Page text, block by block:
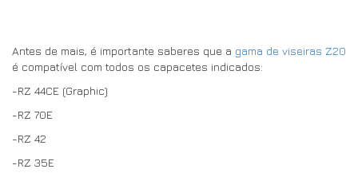
Antes de mais, é importante saberes que a gama de viseiras Z20
é compatível com todos os capacetes indicados:
-RZ 44CE (Graphic)
-RZ 70E
-RZ 42
-RZ 35E